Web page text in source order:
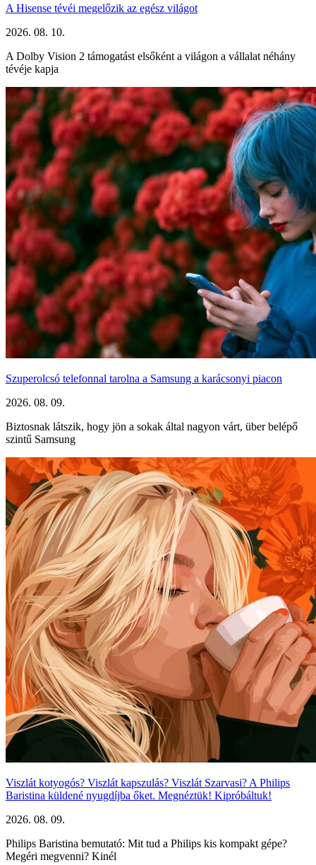
A Hisense tévéi megelőzik az egész világot
2026. 08. 10.
A Dolby Vision 2 támogatást elsőként a világon a vállalat néhány
tévéje kapja
Szuperolcsó telefonnal tarolna a Samsung a karácsonyi piacon
2026. 08. 09.
Biztosnak látszik, hogy jön a sokak által nagyon várt, über belépő
szintű Samsung
Viszlát kotyogós? Viszlát kapszulás? Viszlát Szarvasi? A Philips
Baristina küldené nyugdíjba őket. Megnéztük! Kipróbáltuk!
2026. 08. 09.
Philips Baristina bemutató: Mit tud a Philips kis kompakt gépe?
Megéri megvenni? Kinél